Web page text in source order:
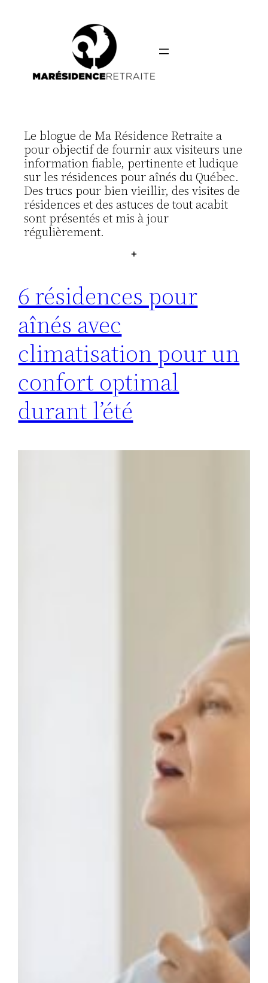
Le blogue de Ma Résidence Retraite a
pour objectif de fournir aux visiteurs une
information fiable, pertinente et ludique
sur les résidences pour aînés du Québec.
Des trucs pour bien vieillir, des visites de
résidences et des astuces de tout acabit
sont présentés et mis à jour
régulièrement.
+
6 résidences pour
aînés avec
climatisation pour un
confort optimal
durant l’été